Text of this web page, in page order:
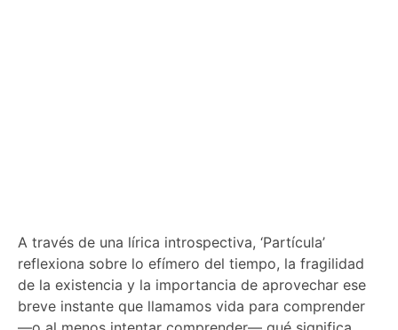
A través de una lírica introspectiva, ‘Partícula’
reflexiona sobre lo efímero del tiempo, la fragilidad
de la existencia y la importancia de aprovechar ese
breve instante que llamamos vida para comprender